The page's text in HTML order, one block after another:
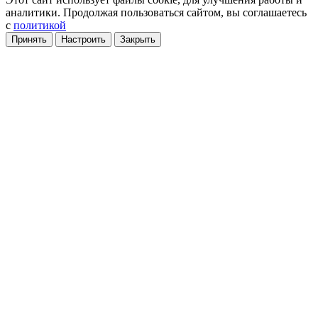
аналитики. Продолжая пользоваться сайтом, вы соглашаетесь
с политикой
Принять Настроить Закрыть